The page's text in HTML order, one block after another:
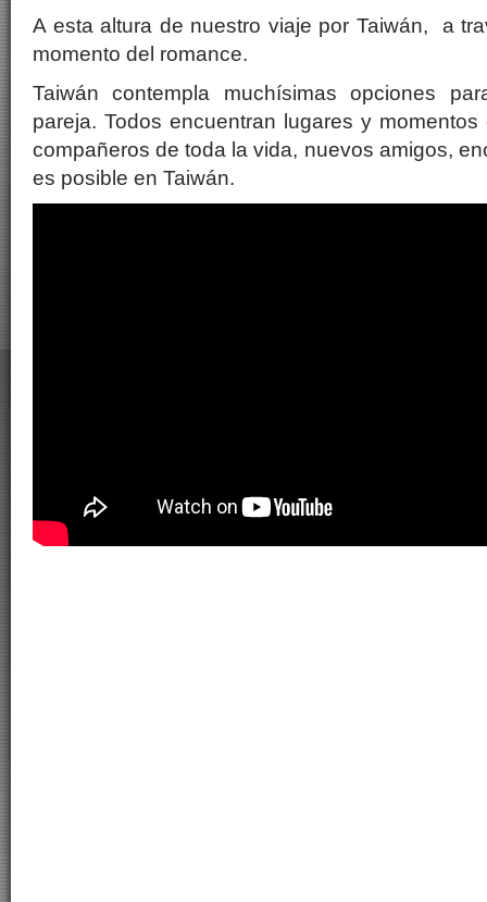
A esta altura de nuestro viaje por Taiwán, a
momento del romance.
Taiwán contempla muchísimas opciones
pareja. Todos encuentran lugares y
compañeros de toda la vida, nuevos amigos,
es posible en Taiwán.